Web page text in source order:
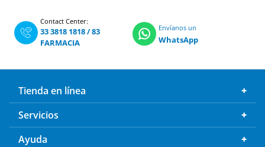
Contact Center:
33 3818 1818/83
FARMACIA
Envíanos un
WhatsApp
Tienda en línea
Servicios
Ayuda